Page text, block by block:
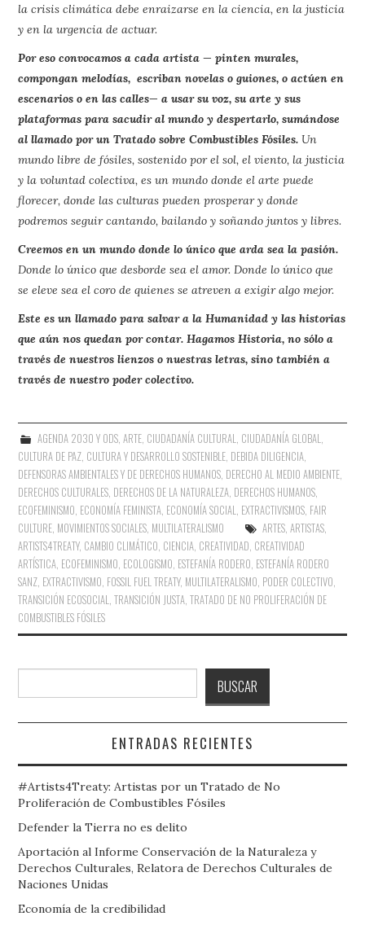
la crisis climática debe enraizarse en la ciencia, en la justicia
y en la urgencia de actuar.
Por eso convocamos a cada artista — pinten murales,
compongan melodías, escriban novelas o guiones, o actúen en
escenarios o en las calles— a usar su voz, su arte y sus
plataformas para sacudir al mundo y despertarlo, sumándose
al llamado por un Tratado sobre Combustibles Fósiles. Un
mundo libre de fósiles, sostenido por el sol, el viento, la justicia
y la voluntad colectiva, es un mundo donde el arte puede
florecer, donde las culturas pueden prosperar y donde
podremos seguir cantando, bailando y soñando juntos y libres.
Creemos en un mundo donde lo único que arda sea la pasión.
Donde lo único que desborde sea el amor. Donde lo único que
se eleve sea el coro de quienes se atreven a exigir algo mejor.
Este es un llamado para salvar a la Humanidad y las historias
que aún nos quedan por contar. Hagamos Historia, no sólo a
través de nuestros lienzos o nuestras letras, sino también a
través de nuestro poder colectivo.
AGENDA 2030 Y ODS, ARTE, CIUDADANÍA CULTURAL, CIUDADANÍA GLOBAL,
CULTURA DE PAZ, CULTURA Y DESARROLLO SOSTENIBLE, DEBIDA DILIGENCIA,
DEFENSORAS AMBIENTALES Y DE DERECHOS HUMANOS, DERECHO AL MEDIO AMBIENTE,
DERECHOS CULTURALES, DERECHOS DE LA NATURALEZA, DERECHOS HUMANOS,
ECOFEMINISMO, ECONOMÍA FEMINISTA, ECONOMÍA SOCIAL, EXTRACTIVISMOS, FAIR
CULTURE, MOVIMIENTOS SOCIALES, MULTILATERALISMO ARTES, ARTISTAS,
ARTISTS4TREATY, CAMBIO CLIMÁTICO, CIENCIA, CREATIVIDAD, CREATIVIDAD
ARTÍSTICA, ECOFEMINISMO, ECOLOGISMO, ESTEFANÍA RODERO, ESTEFANÍA RODERO
SANZ, EXTRACTIVISMO, FOSSIL FUEL TREATY, MULTILATERALISMO, PODER COLECTIVO,
TRANSICIÓN ECOSOCIAL,TRANSICIÓN JUSTA,TRATADO DE NO PROLIFERACIÓN DE
COMBUSTIBLES FÓSILES
BUSCAR
ENTRADAS RECIENTES
#Artists4Treaty: Artistas por un Tratado de No
Proliferación de Combustibles Fósiles
Defender la Tierra no es delito
Aportación al Informe Conservación de la Naturaleza y
Derechos Culturales, Relatora de Derechos Culturales de
Naciones Unidas
Economía de la credibilidad